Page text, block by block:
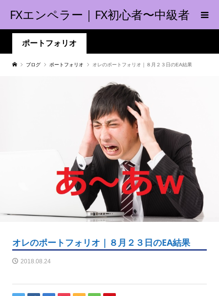
FXエンペラー｜FX初心者〜中級者
の指南書！
ポートフォリオ
ブログ ポートフォリオ オレのポートフォリオ｜８月２３日のEA結果
オレのポートフォリオ｜８月２３日のEA結果
2018.08.24